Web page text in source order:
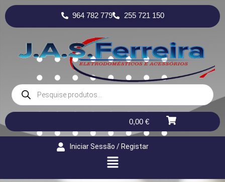
964 782 779 255 721 150
0,00 €
Iniciar Sessão / Registar